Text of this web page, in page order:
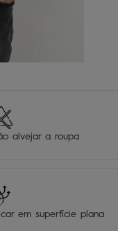
alvejar a roupa
em superfície plana